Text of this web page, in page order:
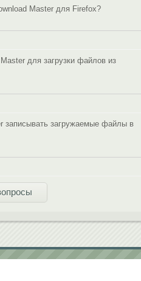
Master для Firefox?
для загрузки файлов из
записывать загружаемые файлы в